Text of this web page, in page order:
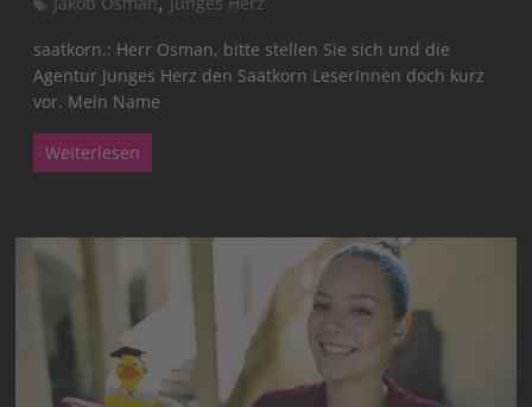
saatkorn.: Herr Osman, bitte stellen Sie sich und die
Agentur Junges Herz den Saatkorn LeserInnen doch kurz
vor. Mein Name
Weiterlesen